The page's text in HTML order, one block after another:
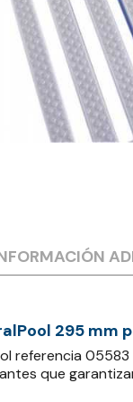
295 mm
referencia
que